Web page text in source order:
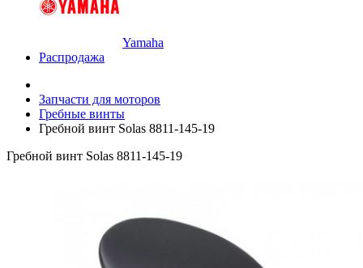
Yamaha
Распродажа
Запчасти для моторов
Гребные винты
Гребной винт Solas 8811-145-19
Гребной винт Solas 8811-145-19